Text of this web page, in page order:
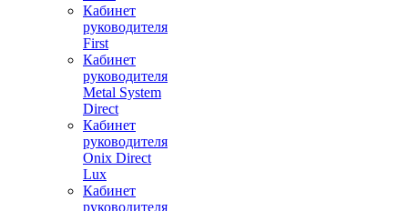
Кабинет
руководителя
First
Кабинет
руководителя
Metal System
Direct
Кабинет
руководителя
Onix Direct
Lux
Кабинет
руководителя